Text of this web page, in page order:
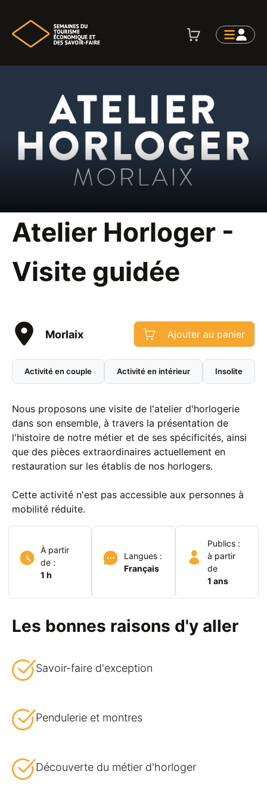
Atelier Horloger -
Visite guidée
Morlaix Ajouter au panier
Activité en couple Activité en intérieur Insolite
Nous proposons une visite de l'atelier d'horlogerie
dans son ensemble, à travers la présentation de
l'histoire de notre métier et de ses spécificités, ainsi
que des pièces extraordinaires actuellement en
restauration sur les établis de nos horlogers.
Cette activité n'est pas accessible aux personnes à
mobilité réduite.
À partir
de :
1 h
Langues :
Français
Publics :
à partir
de
1 ans
Les bonnes raisons d'y aller
Savoir-faire d'exception
Pendulerie et montres
Découverte du métier d'horloger